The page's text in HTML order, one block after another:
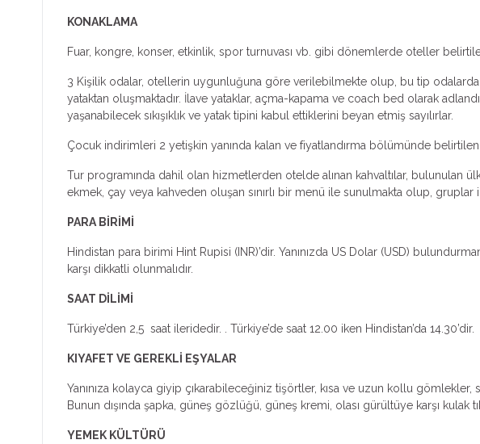
KONAKLAMA
Fuar, kongre, konser, etkinlik, spor turnuvası vb. gibi dönemlerde oteller
3 Kişilik odalar, otellerin uygunluğuna göre verilebilmekte olup, bu tip
yataktan oluşmaktadır. İlave yataklar, açma-kapama ve coach bed olarak
yaşanabilecek sıkışıklık ve yatak tipini kabul ettiklerini beyan etmiş sayılırlar.
Çocuk indirimleri 2 yetişkin yanında kalan ve fiyatlandırma bölümünde
Tur programında dahil olan hizmetlerden otelde alınan kahvaltılar, bulunulan
ekmek, çay veya kahveden oluşan sınırlı bir menü ile sunulmakta olup,
PARA BİRİMİ
Hindistan para birimi Hint Rupisi (INR)’dir. Yanınızda US Dolar (USD)
karşı dikkatli olunmalıdır.
SAAT DİLİMİ
Türkiye’den 2,5 saat ileridedir. .
KIYAFET VE GEREKLİ EŞYALAR
Yanınıza kolayca giyip çıkarabileceğiniz tişörtler, kısa ve uzun kollu
Bunun dışında şapka, güneş gözlüğü, güneş kremi, olası gürültüye karşı kulak
YEMEK KÜLTÜRÜ